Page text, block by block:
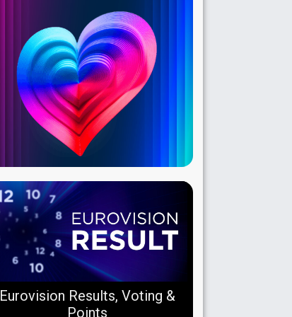
Eurovision Results, Voting &
Points